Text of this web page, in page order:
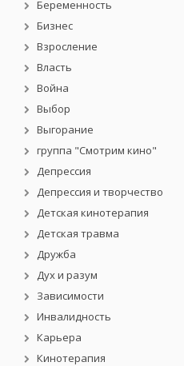
Беременность
Бизнес
Взросление
Власть
Война
Выбор
Выгорание
группа "Смотрим кино"
Депрессия
Депрессия и творчество
Детская кинотерапия
Детская травма
Дружба
Дух и разум
Зависимости
Инвалидность
Карьера
Кинотерапия